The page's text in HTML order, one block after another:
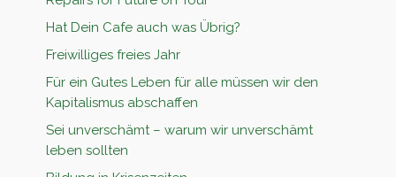
Hat Dein Cafe auch was Übrig?
Freiwilliges freies Jahr
Für ein Gutes Leben für alle müssen wir den
Kapitalismus abschaffen
Sei unverschämt – warum wir unverschämt
leben sollten